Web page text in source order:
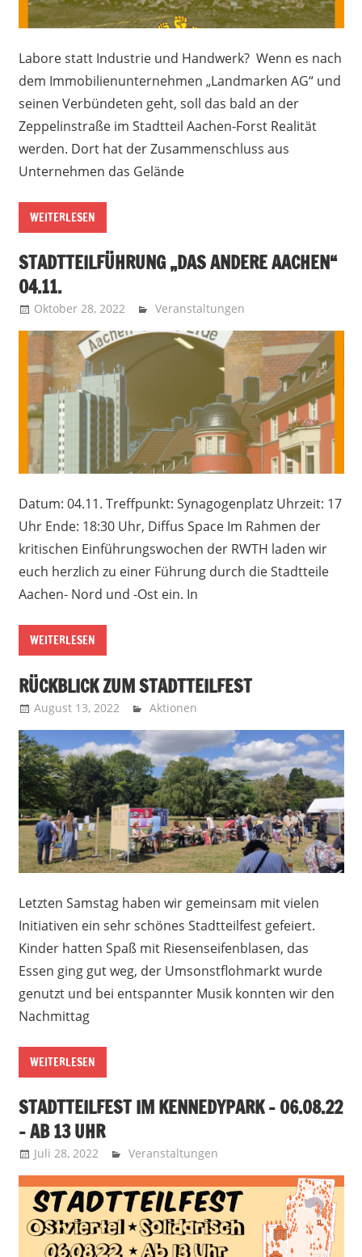
Labore statt Industrie und Handwerk? Wenn es nach
dem Immobilienunternehmen „Landmarken AG“ und
seinen Verbündeten geht, soll das bald an der
Zeppelinstraße im Stadtteil Aachen-Forst Realität
werden. Dort hat der Zusammenschluss aus
Unternehmen das Gelände
WEITERLESEN
STADTTEILFÜHRUNG „DAS ANDERE AACHEN“
04.11.
Oktober 28, 2022 Recht auf Stadt Aachen
Veranstaltungen
Datum: 04.11. Treffpunkt: Synagogenplatz Uhrzeit: 17
Uhr Ende: 18:30 Uhr, Diffus Space Im Rahmen der
kritischen Einführungswochen der RWTH laden wir
euch herzlich zu einer Führung durch die Stadtteile
Aachen- Nord und -Ost ein. In
WEITERLESEN
RÜCKBLICK ZUM STADTTEILFEST
August 13, 2022 Recht auf Stadt Aachen
Aktionen
Letzten Samstag haben wir gemeinsam mit vielen
Initiativen ein sehr schönes Stadtteilfest gefeiert.
Kinder hatten Spaß mit Riesenseifenblasen, das
Essen ging gut weg, der Umsonstflohmarkt wurde
genutzt und bei entspannter Musik konnten wir den
Nachmittag
WEITERLESEN
STADTTEILFEST IM KENNEDYPARK – 06.08.22
– AB 13 UHR
Juli 28, 2022 Recht auf Stadt Aachen
Veranstaltungen